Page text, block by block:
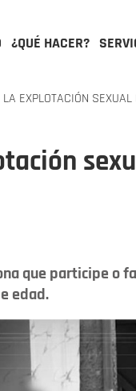
¿QUÉ HACER?
EXPLOTACIÓN
que participe o
edad.